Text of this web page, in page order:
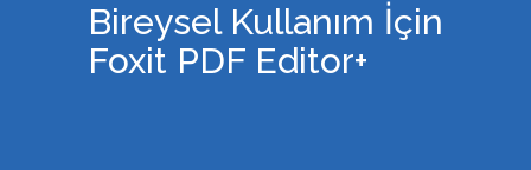
Bireysel Kullanım İçin
Foxit PDF Editor+